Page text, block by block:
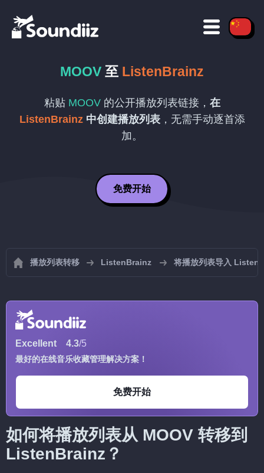
MOOV 至 ListenBrainz
粘贴 MOOV的公开播放列表链接， 在
ListenBrainz中创建播放列表，无需手动逐首添
加。
免费开始
播放列表转移 ListenBrainz 将播放列表导入
Excellent 4.3/5
最好的在线音乐收藏管理解决方案！
免费开始
如何将播放列表从 MOOV 转移到
ListenBrainz？